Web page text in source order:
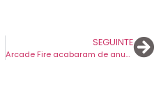
SEGUINTE
Arcade Fire acabaram de anunciar um novo disco. ‘Pink Elephant’ chega em maio.